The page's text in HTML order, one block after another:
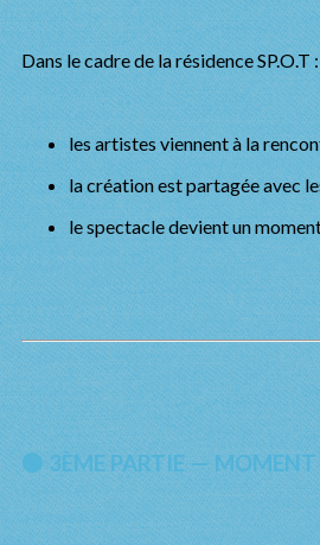
Dans le cadre de la résidence SP.O.T :
les artistes viennent à la
la création est partagée avec
le spectacle devient un
🟢 3ÈME PARTIE —